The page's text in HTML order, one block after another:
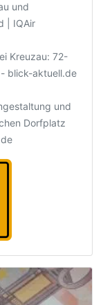
und
| IQAir
Kreuzau: 72-
blick-aktuell.de
und
Dorfplatz